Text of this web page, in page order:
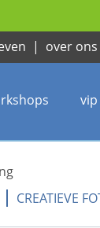
| over ons
vip
CREATIEVE